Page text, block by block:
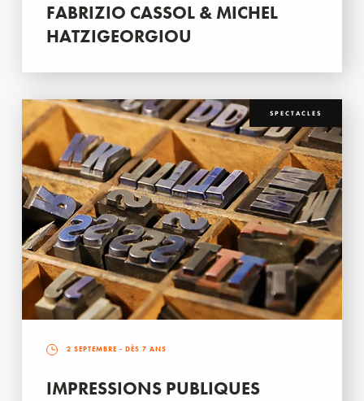
FABRIZIO CASSOL & MICHEL
HATZIGEORGIOU
SPECTACLES
2 SEPTEMBRE - DÈS 7 ANS
IMPRESSIONS PUBLIQUES